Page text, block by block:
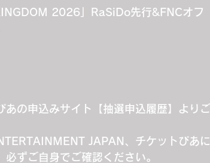
2026」RaSiDo先行&FNCオフ
の申込みサイト【抽選申込履歴】よりご
JAPAN、チケットぴあに
ずご自身でご確認ください。